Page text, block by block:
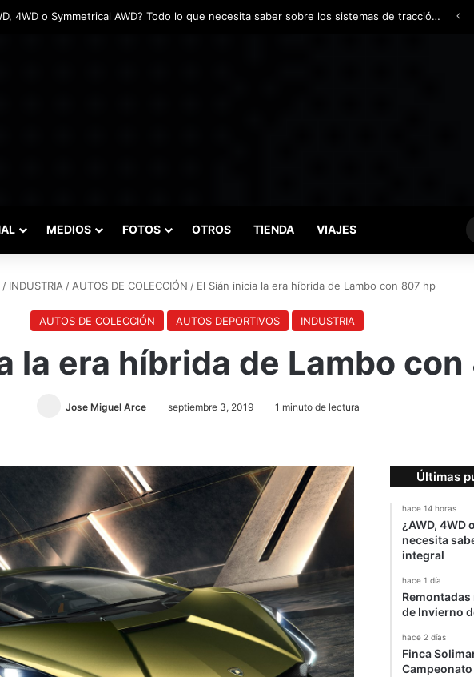
marcaron el inicio del Campeonato de Invierno de Kartismo
MEDIOS FOTOS OTROS TIENDA VIAJES
/ INDUSTRIA / AUTOS DE COLECCIÓN / El Sián inicia la era híbrida de Lambo con 807 hp
AUTOS DE COLECCIÓN AUTOS DEPORTIVOS INDUSTRIA
la era híbrida de Lambo
Jose Miguel Arce septiembre 3, 2019 1 minuto de lectura
Últimas
hace 14 horas
¿AWD, 4WD
necesita
integral
hace 1 día
de Invierno
hace 2 días
Finca